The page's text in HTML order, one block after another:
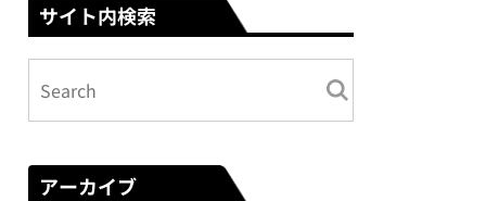
サイト内検索
アーカイブ